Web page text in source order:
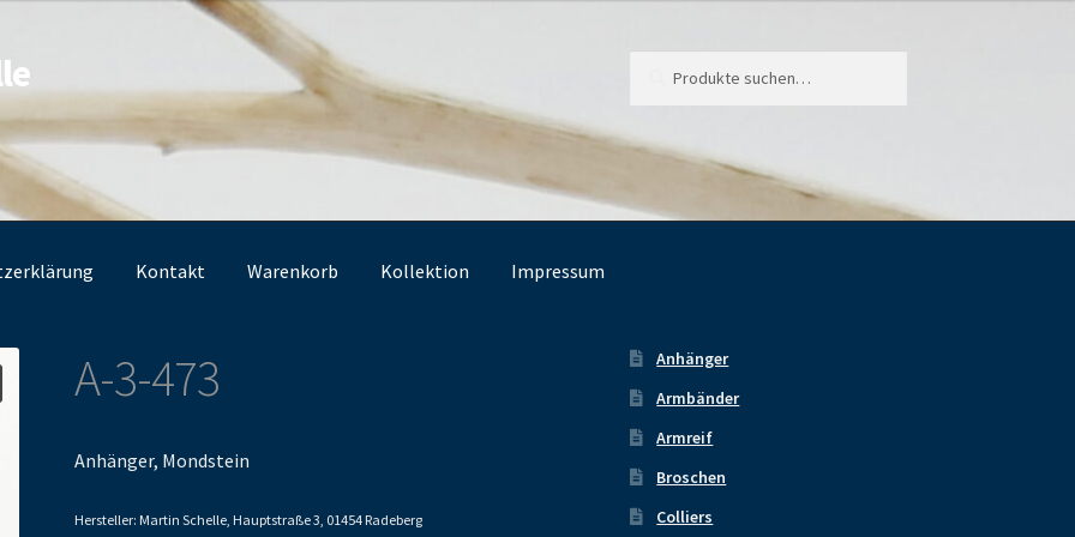
Kontakt Warenkorb Kollektion Impressum
A-3-473
Anhänger, Mondstein
Hersteller: Martin Schelle, Hauptstraße 3, 01454 Radeberg
Anhänger
Armbänder
Armreif
Broschen
Colliers